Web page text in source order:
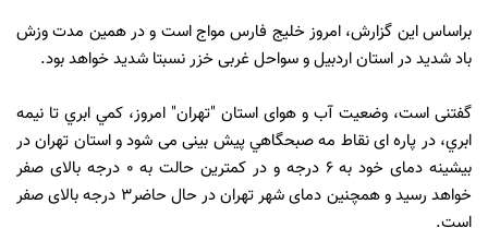
براساس این گزارش، امروز خلیج فارس مواج است و در همین مدت وزش
باد شدید در استان اردبیل و سواحل غربی خزر نسبتا شدید خواهد بود.
گفتنی است، وضعیت آب و هوای استان "تهران" امروز، کمي ابري تا نيمه
ابري، در پاره ای نقاط مه صبحگاهي پیش بینی می شود و استان تهران در
بیشینه دمای خود به 6 درجه و در کمترین حالت به 0 درجه بالای صفر
خواهد رسید و همچنین دمای شهر تهران در حال حاضر3 درجه بالای صفر
است.